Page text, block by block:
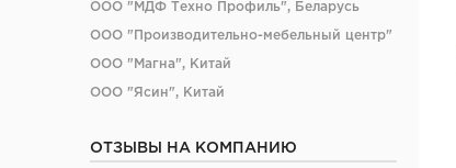
ООО "МДФ Техно Профиль", Беларусь
ООО "Производительно-мебельный центр"
ООО "Магна", Китай
ООО "Ясин", Китай
ООО "Промет", г. Москва
ОТЗЫВЫ НА КОМПАНИЮ